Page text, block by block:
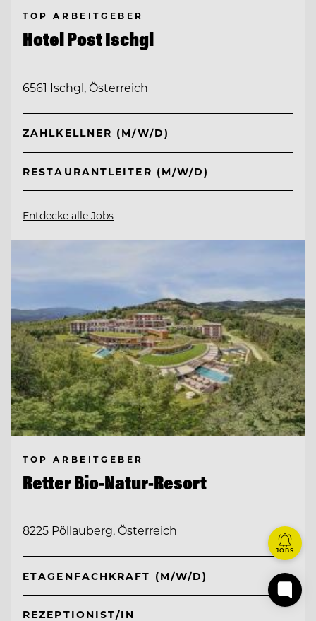
TOP ARBEITGEBER
Hotel Post Ischgl
6561 Ischgl, Österreich
ZAHLKELLNER (M/W/D)
RESTAURANTLEITER (M/W/D)
Entdecke alle Jobs
TOP ARBEITGEBER
Retter Bio-Natur-Resort
8225 Pöllauberg, Österreich
ETAGENFACHKRAFT (M/W/D)
REZEPTIONIST/IN
JOBS